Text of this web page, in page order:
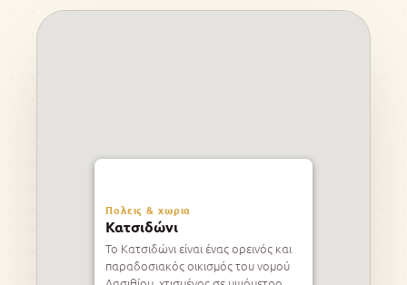
Πολεις & χωρια
Κατσιδώνι
Το Κατσιδώνι είναι ένας ορεινός και
παραδοσιακός οικισμός του νομού